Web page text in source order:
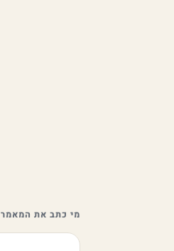
מי כתב את המאמר